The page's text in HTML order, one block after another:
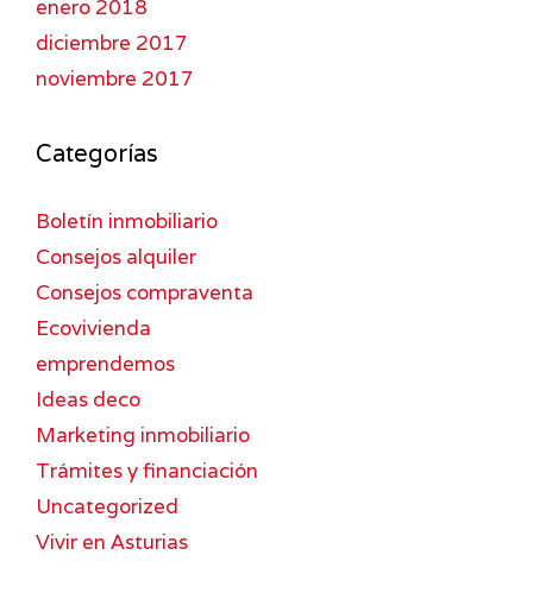
enero 2018
diciembre 2017
noviembre 2017
Categorías
Boletín inmobiliario
Consejos alquiler
Consejos compraventa
Ecovivienda
emprendemos
Ideas deco
Marketing inmobiliario
Trámites y financiación
Uncategorized
Vivir en Asturias